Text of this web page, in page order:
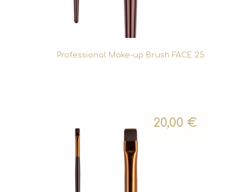
Professional Make-up Brush FACE 25
20,00€